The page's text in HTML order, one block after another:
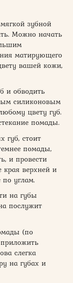
зубной
Можно начать
матирующего
вашей кожи,
и обводить
силиконовым
цвету губ.
помады.
губ, стоит
помады,
и провести
края верхней и
углам.
на губы
послужит
(по
слегка
на губах и